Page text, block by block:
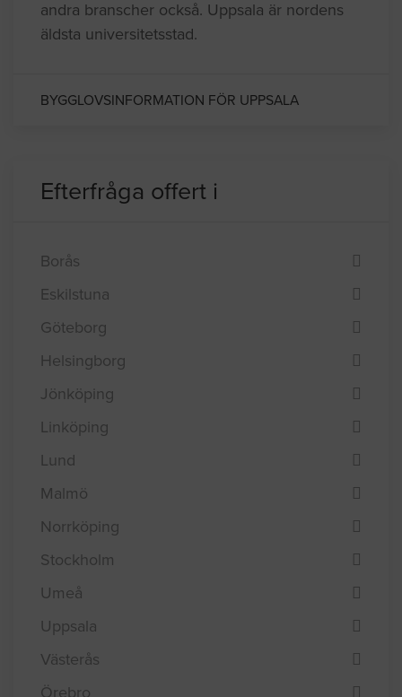
190700 invånare. Inom näringslivet dominerar
tjänstesektorn med många IT-företag men det
äldsta universitetsstad.
Efterfråga offert i
Borås
Eskilstuna
Göteborg
Helsingborg
Jönköping
Linköping
Lund
Malmö
Norrköping
Stockholm
Umeå